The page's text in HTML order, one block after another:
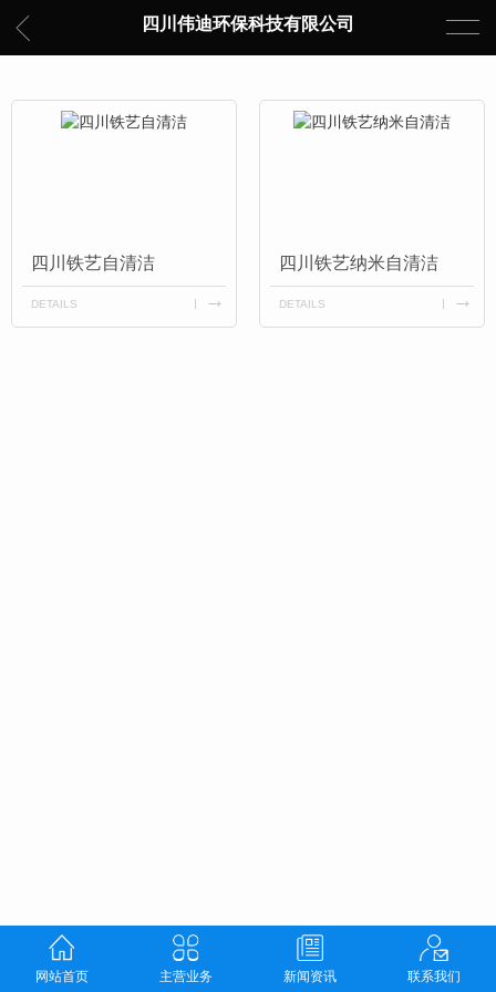
四川伟迪环保科技有限公司
四川铁艺自清洁
DETAILS
四川铁艺纳米自清洁
DETAILS
网站首页 主营业务 新闻资讯 联系我们